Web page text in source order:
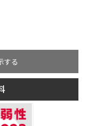
する